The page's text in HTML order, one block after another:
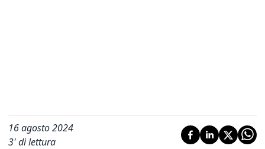
16 agosto 2024
3' di lettura